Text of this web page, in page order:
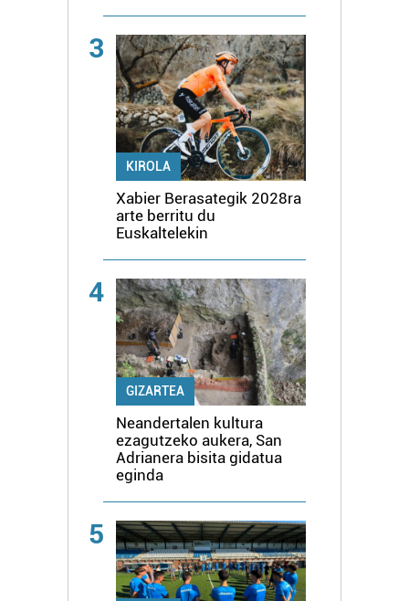
3
KIROLA
Xabier Berasategik 2028ra
arte berritu du
Euskaltelekin
4
GIZARTEA
Neandertalen kultura
ezagutzeko aukera, San
Adrianera bisita gidatua
eginda
5